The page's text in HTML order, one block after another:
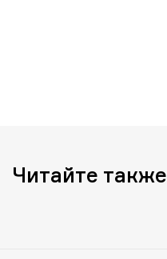
Читайте также